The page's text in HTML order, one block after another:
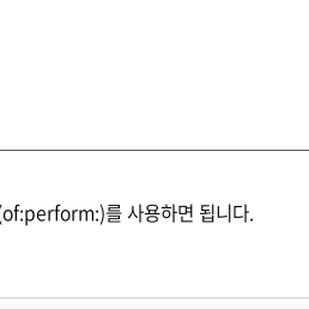
를 사용하면 됩니다.